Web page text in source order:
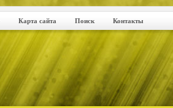
Карта сайта Поиск Контакты